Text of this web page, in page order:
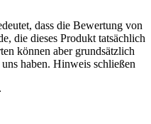
dass die Bewertung von
die dieses Produkt tatsächlich
können aber grundsätzlich
haben. Hinweis schließen